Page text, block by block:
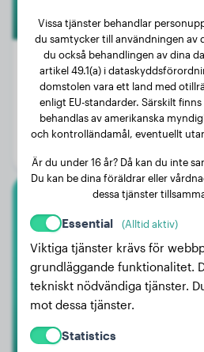
Vikt:
Ålder:
Vissa tjänster behandlar
du samtycker till användningen av
du också behandlingen av dina
artikel 49.1(a) i
domstolen vara ett land med
enligt EU-standarder. Särskilt
behandlas av amerikanska
och kontrolländamål, eventuellt
Är du under 16 år? Då kan du inte
Du kan be dina föräldrar eller
dessa tjänster
Essential (Alltid aktiv)
Viktiga tjänster krävs för
grundläggande funktionalitet.
tekniskt nödvändiga tjänster.
mot dessa tjänster.
Statistics